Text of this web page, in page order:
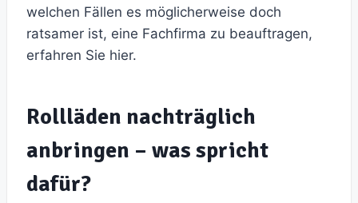
welchen Fällen es möglicherweise doch
ratsamer ist, eine Fachfirma zu beauftragen,
erfahren Sie hier.
Rollläden nachträglich
anbringen – was spricht
dafür?